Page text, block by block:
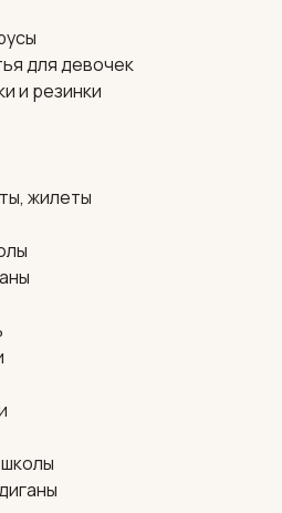
для девочек
и резинки
жилеты